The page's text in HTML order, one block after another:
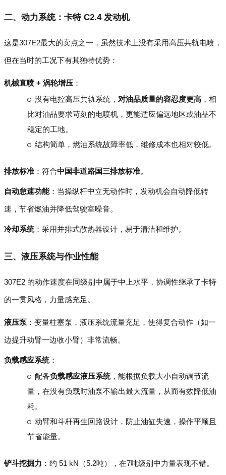
二、动力系统：卡特 C2.4 发动机
这是307E2最大的卖点之一，虽然技术上没有采用高压共轨电喷，
但在当时的工况下有其独特优势：
机械直喷 + 涡轮增压 ：
没有电控高压共轨系统， 对油品质量的容忍度更高 ，相
比对油品要求苛刻的电喷机，更能适应偏远地区或油品不
稳定的工地。
结构简单，燃油系统故障率低，维修成本也相对较低。
排放标准 ：符合中国非道路国三排放标准。
自动怠速功能：当操纵杆中立无动作时，发动机会自动降低转
速，节省燃油并降低驾驶室噪音。
冷却系统：采用并排式散热器设计，易于清洁和维护。
三、液压系统与作业性能
307E2 的动作速度在同级别中属于中上水平，协调性继承了卡特
的一贯风格，力量感充足。
液压泵 ：变量柱塞泵，液压系统流量充足，使得复合动作（如一
边提升动臂一边收小臂）非常流畅。
负载感应系统：
配备负载感应液压系统，能根据负载大小自动调节流
量，在没有负载时油泵不输出最大流量，从而有效降低油
耗。
动臂和斗杆再生回路设计，防止油缸失速，操作平顺且
节省能量。
铲斗挖掘力 ：约 51 kN（5.2吨），在7吨级别中力量表现不错。